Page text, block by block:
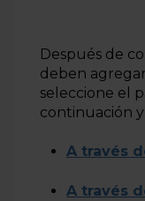
Después de
deben
seleccione el
continuación y
A través
A través